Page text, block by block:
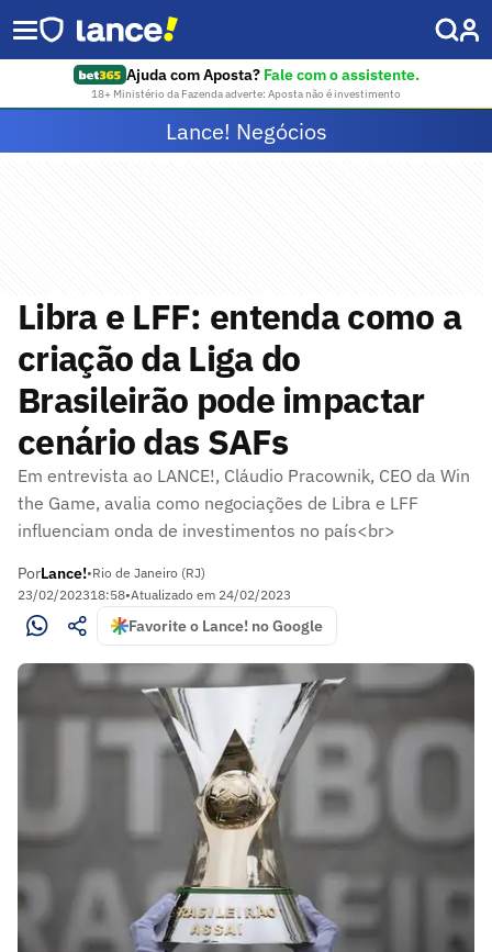
Ajuda com Aposta? Fale com o assistente.
18+ Ministério da Fazenda adverte: Aposta não é investimento
Lance! Negócios
Libra e LFF: entenda como a
criação da Liga do
Brasileirão pode impactar
cenário das SAFs
Em entrevista ao LANCE!, Cláudio Pracownik, CEO da Win
the Game, avalia como negociações de Libra e LFF
influenciam onda de investimentos no país<br>
PorLance!•Rio de Janeiro (RJ)
23/02/202318:58•Atualizado em 24/02/2023
Favorite o Lance! no Google